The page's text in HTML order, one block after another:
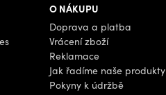
O NÁKUPU
Doprava a platba
Vrácení zboží
Reklamace
Jak řadíme naše produkty
Pokyny k údržbě